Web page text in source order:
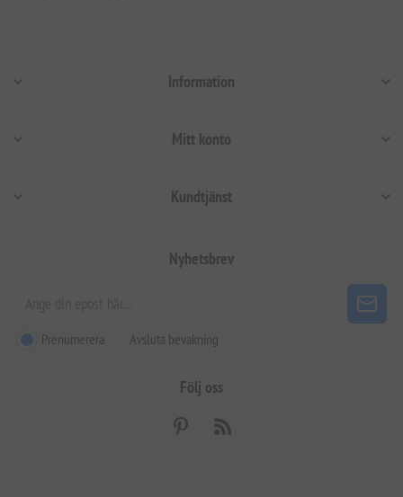
Information
Mitt konto
Kundtjänst
Nyhetsbrev
Prenumerera Avsluta bevakning
Följ oss